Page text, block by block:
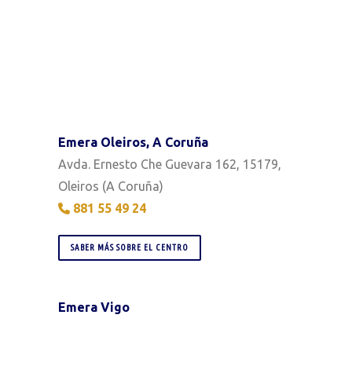
Emera Oleiros, A Coruña
Avda. Ernesto Che Guevara 162, 15179,
Oleiros (A Coruña)
881 55 49 24
SABER MÁS SOBRE EL CENTRO
Emera Vigo